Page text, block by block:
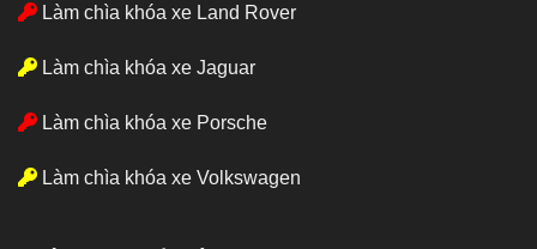
Làm chìa khóa xe Land Rover
Làm chìa khóa xe Jaguar
Làm chìa khóa xe Porsche
Làm chìa khóa xe Volkswagen